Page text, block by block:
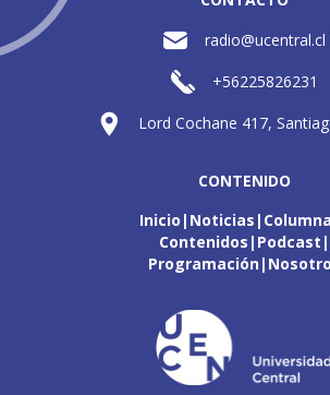
radio@ucentral.cl
+56225826231
Lord Cochane 417,
CONTENIDO
Inicio Noticias
Contenidos Podcast
Programación